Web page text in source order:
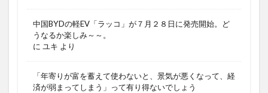
中国BYDの軽EV「ラッコ」が７月２８日に発売開始。ど
うなるか楽しみ～～。
に ユキ より
「年寄りが富を蓄えて使わないと、景気が悪くなって、経
済が弱まってしまう」って有り得ないでしょう